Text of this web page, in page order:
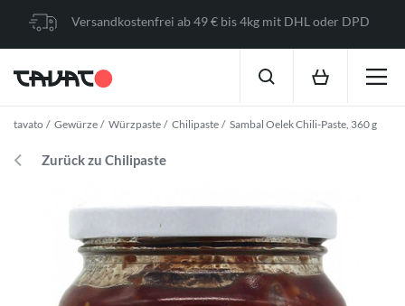
Versandkostenfrei ab 49 € bis 4kg mit DHL oder DPD
tavato Gewürze Würzpaste Chilipaste Sambal Oelek Chili-Paste, 360 g
Zurück zu Chilipaste